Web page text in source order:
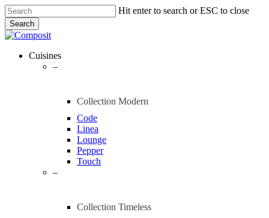
Skip
to
main
content
Hit enter to search or ESC to close
Search
Close
Menu
Cuisines
–
Collection Modern
Code
Linea
Lounge
Pepper
Touch
–
Collection Timeless